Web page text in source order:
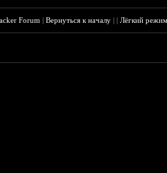
Forum |Вернуться к началу ||Лёгкий